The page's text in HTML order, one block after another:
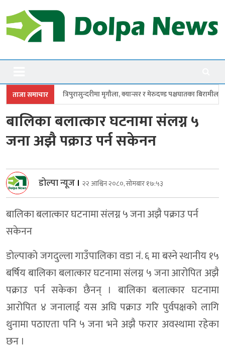
to
content
Dolpanews
ताजा समाचार
मृगौला, क्यान्सर र मेरुदण्ड पक्षघातका बिरामीलाई मासिक ५ हजार
बालिका बलात्कार घटनामा संलग्न ५
जना अझै पक्राउ पर्न सकेनन
डोल्पा न्यूज । २२ आश्विन २०८०, सोमबार १७:५३
बालिका बलात्कार घटनामा संलग्न ५ जना अझै पक्राउ पर्न
सकेनन
डाेल्पाकाे जगदुल्ला गाउँपालिका वडा नं. ६ मा बस्ने स्थानीय १५
बर्षिय बालिका बलात्कार घटनामा संलग्न ५ जना आरोपित अझै
पक्राउ पर्न सकेका छैनन् । बालिका बलात्कार घटनामा
आरोपित ४ जनालाई यस अघि पक्राउ गरि पुर्वपक्षको लागि
थुनामा पठाएता पनि ५ जना भने अझै फरार अवस्थामा रहेका
छन ।